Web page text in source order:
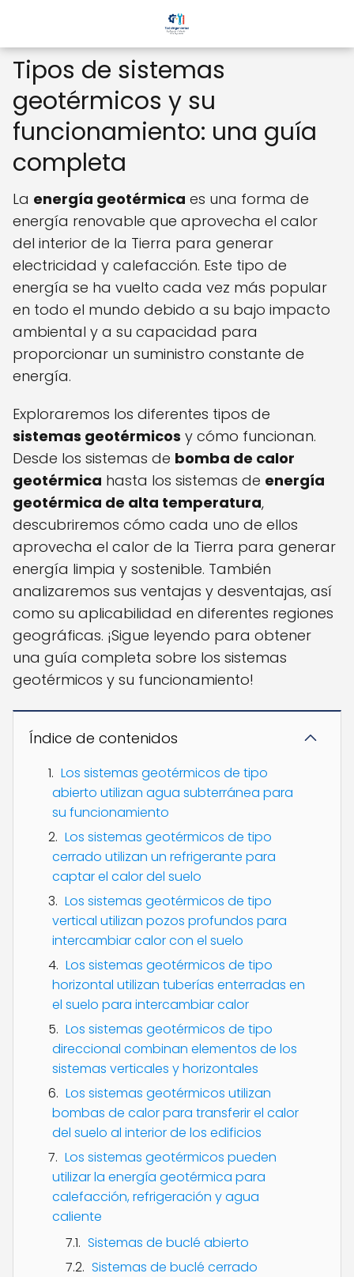
Tipos de sistemas
geotérmicos y su
funcionamiento: una guía
completa
La energía geotérmica es una forma de
energía renovable que aprovecha el calor
del interior de la Tierra para generar
electricidad y calefacción. Este tipo de
energía se ha vuelto cada vez más popular
en todo el mundo debido a su bajo impacto
ambiental y a su capacidad para
proporcionar un suministro constante de
energía.
Exploraremos los diferentes tipos de
sistemas geotérmicos y cómo funcionan.
Desde los sistemas de bomba de calor
geotérmica hasta los sistemas de energía
geotérmica de alta temperatura,
descubriremos cómo cada uno de ellos
aprovecha el calor de la Tierra para generar
energía limpia y sostenible. También
analizaremos sus ventajas y desventajas, así
como su aplicabilidad en diferentes regiones
geográficas. ¡Sigue leyendo para obtener
una guía completa sobre los sistemas
geotérmicos y su funcionamiento!
Índice de contenidos
Los sistemas geotérmicos de tipo
abierto utilizan agua subterránea para
su funcionamiento
Los sistemas geotérmicos de tipo
cerrado utilizan un refrigerante para
captar el calor del suelo
Los sistemas geotérmicos de tipo
vertical utilizan pozos profundos para
intercambiar calor con el suelo
Los sistemas geotérmicos de tipo
horizontal utilizan tuberías enterradas en
el suelo para intercambiar calor
Los sistemas geotérmicos de tipo
direccional combinan elementos de los
sistemas verticales y horizontales
Los sistemas geotérmicos utilizan
bombas de calor para transferir el calor
del suelo al interior de los edificios
Los sistemas geotérmicos pueden
utilizar la energía geotérmica para
calefacción, refrigeración y agua
caliente
Sistemas de buclé abierto
Sistemas de buclé cerrado